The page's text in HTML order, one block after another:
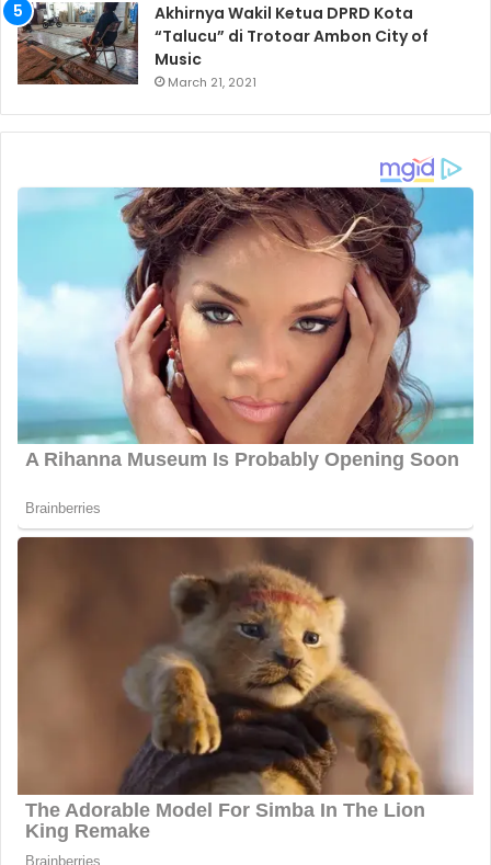
Akhirnya Wakil Ketua DPRD Kota
“Talucu” di Trotoar Ambon City of
Music
March 21, 2021